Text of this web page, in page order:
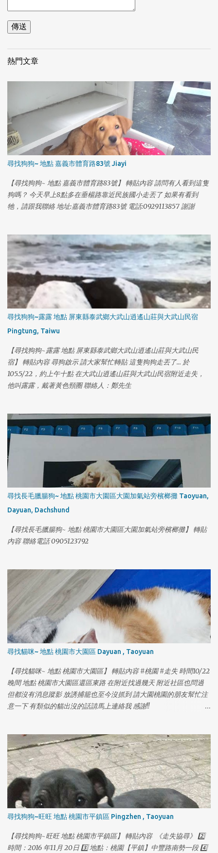
熱門文章
1
尋找狗狗~ 地點 嘉義市體育路83號 Jiayi
【尋找狗狗~ 地點 嘉義市體育路83號】 轉貼內容 請問有人看到這隻
狗嗎？ 今天早上8點多在垂楊路靠近民族國小走丟了 如果有看到
牠，請跟我聯絡 地址:嘉義市體育路83號 電話:0929113857 謝謝
尋找狗狗~露露 地點 屏東縣泰武鄉大武山逍遙山莊與大武山民宿
Pingtung, Taiwu
【尋找狗狗~露露 地點 屏東縣泰武鄉大武山逍遙山莊與大武山民
宿】 轉貼內容 尋狗啟示 請大家幫忙轉貼 這隻狗狗走丟了... 於
105.5/22，約上午十點 在大武山逍遙山莊與大武山民宿附近走失，
他叫露露，戴著黃色頸圈 聯絡人：鄭先生
1
尋找長毛臘腸狗~ 地點 桃園市大園區大園加氣站旁檳榔攤 Taoyuan,
Dayuan, Dachshund
【尋找長毛臘腸狗~ 地點 桃園市大園區大園加氣站旁檳榔攤】 轉貼
內容 聯絡電話 0905123792
尋找貓咪~ 地點 桃園市大園區 Dayuan , Taoyuan
【尋找貓咪~ 地點 桃園市大園區】 轉貼內容 #桃園 #走失 時間10/22
晚間 地點 桃園市大園區還區東路 在附近找過幾天 附近社區也問過
但都沒有消息蹤影 放誘捕籠也至今沒抓到 請大園桃園的朋友幫忙注
意一下 有類似的貓出沒的話請馬上連絡我 感謝!!
尋找狗狗~旺旺 地點 桃園市平鎮區 Pingzhen , Taoyuan
【尋找狗狗~旺旺 地點 桃園市平鎮區】 轉貼內容 《走失協尋》 2️⃣
時間：2016 年11月 20日 3️⃣ 地點：桃園【平鎮】中豐路南勢一段 4️⃣